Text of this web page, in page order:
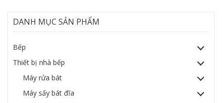
DANH MỤC SẢN PHẨM
Bếp
Thiết bị nhà bếp
Máy rửa bát
Máy sấy bát đĩa